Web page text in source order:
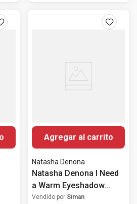
Agregar al carrito
Natasha Denona
Natasha Denona I Need
a Warm Eyeshadow
Palette
Vendido por Siman